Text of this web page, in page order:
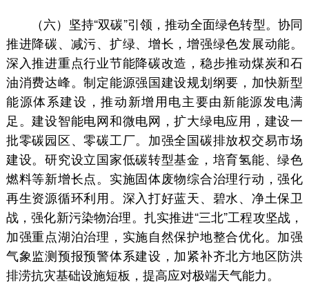
（六）坚持“双碳”引领，推动全面绿色转型。协同
推进降碳、减污、扩绿、增长，增强绿色发展动能。
深入推进重点行业节能降碳改造，稳步推动煤炭和石
油消费达峰。制定能源强国建设规划纲要，加快新型
能源体系建设，推动新增用电主要由新能源发电满
足。建设智能电网和微电网，扩大绿电应用，建设一
批零碳园区、零碳工厂。加强全国碳排放权交易市场
建设。研究设立国家低碳转型基金，培育氢能、绿色
燃料等新增长点。实施固体废物综合治理行动，强化
再生资源循环利用。深入打好蓝天、碧水、净土保卫
战，强化新污染物治理。扎实推进“三北”工程攻坚战，
加强重点湖泊治理，实施自然保护地整合优化。加强
气象监测预报预警体系建设，加紧补齐北方地区防洪
排涝抗灾基础设施短板，提高应对极端天气能力。